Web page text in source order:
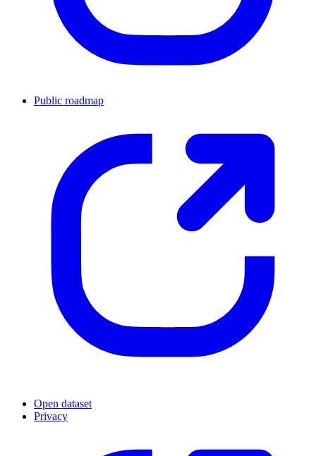
Public roadmap
Open dataset
Privacy